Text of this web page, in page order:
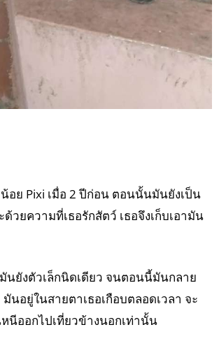
อย Pixi เมื่อ 2 ปีก่อน ตอนนั้นมันยังเป็น
วยความที่เธอรักสัตว์ เธอจึงเก็บเอามัน
นยังตัวเล็กนิดเดียว จนตอนนี้มันกลาย
นอยู่ในสายตาเธอเกือบตลอดเวลา จะ
นีออกไปเที่ยวข้างนอกเท่านั้น